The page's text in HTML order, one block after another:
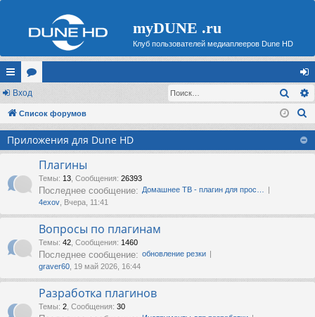
myDUNE .ru
Клуб пользователей медиаплееров Dune HD
с
ы
лк
и
ор
ум
хо
д
Вход
Список форумов
Приложения для Dune HD
Плагины
Темы: 13 Сообщения: 26393
Последнее сообщение: Домашнее ТВ - плагин для прос…
4exov , Вчера, 11:41
Вопросы по плагинам
Темы: 42 Сообщения: 1460
Последнее сообщение: обновление резки
graver60 , 19 май 2026, 16:44
Разработка плагинов
Темы: 2 Сообщения: 30